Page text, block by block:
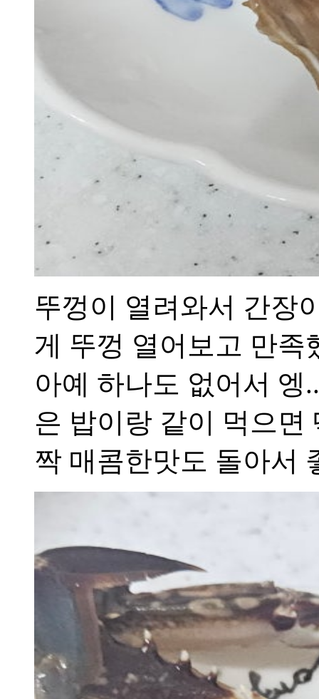
뚜껑이 열려와서 간장
게 뚜껑 열어보고 만족
아예 하나도 없어서 엥
은 밥이랑 같이 먹으면
짝 매콤한맛도 돌아서